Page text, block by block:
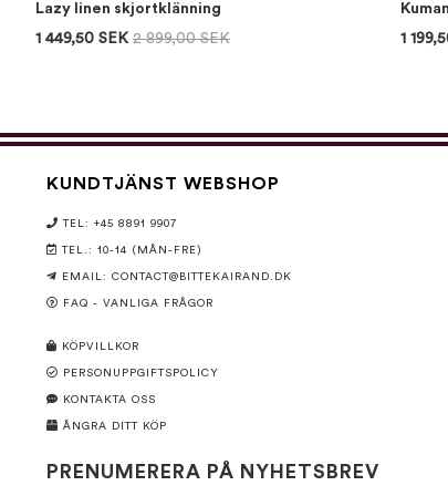
Lazy linen skjortklänning
1 449,50 SEK 2 899,00 SEK
1
KUNDTJÄNST WEBSHOP
TEL: +45 8891 9907
TEL.: 10-14 (MÅN-FRE)
EMAIL: CONTACT@BITTEKAIRAND.DK
FAQ - VANLIGA FRÅGOR
KÖPVILLKOR
PERSONUPPGIFTSPOLICY
KONTAKTA OSS
ÅNGRA DITT KÖP
PRENUMERERA PÅ NYHETSBREV